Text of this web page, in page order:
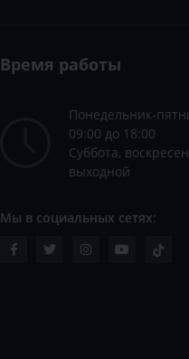
Время работы
Понедельник-
09:00 до 18:00
Суббота,
выходной
Мы в социальных сетях: